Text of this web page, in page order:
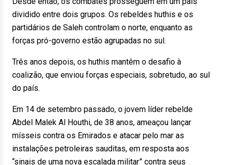
dividido entre dois grupos. Os rebeldes huthis e os
partidários de Saleh controlam o norte, enquanto as
forças pró-governo estão agrupadas no sul.
Três anos depois, os huthis mantêm o desafio à
coalizão, que enviou forças especiais, sobretudo, ao sul
do país.
Em 14 de setembro passado, o jovem líder rebelde
Abdel Malek Al Houthi, de 38 anos, ameaçou lançar
mísseis contra os Emirados e atacar pelo mar as
instalações petroleiras sauditas, em resposta aos
“sinais de uma nova escalada militar” contra seus